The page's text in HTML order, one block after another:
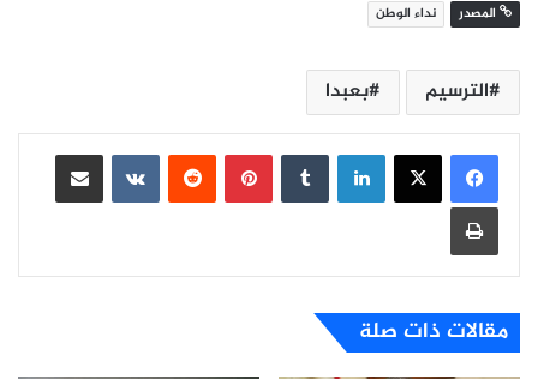
المصدر
نداء الوطن
الترسيم بعبدا
لينكدإن بينتيريست
مشاركة عبر البريد
طباعة
مقالات ذات صلة